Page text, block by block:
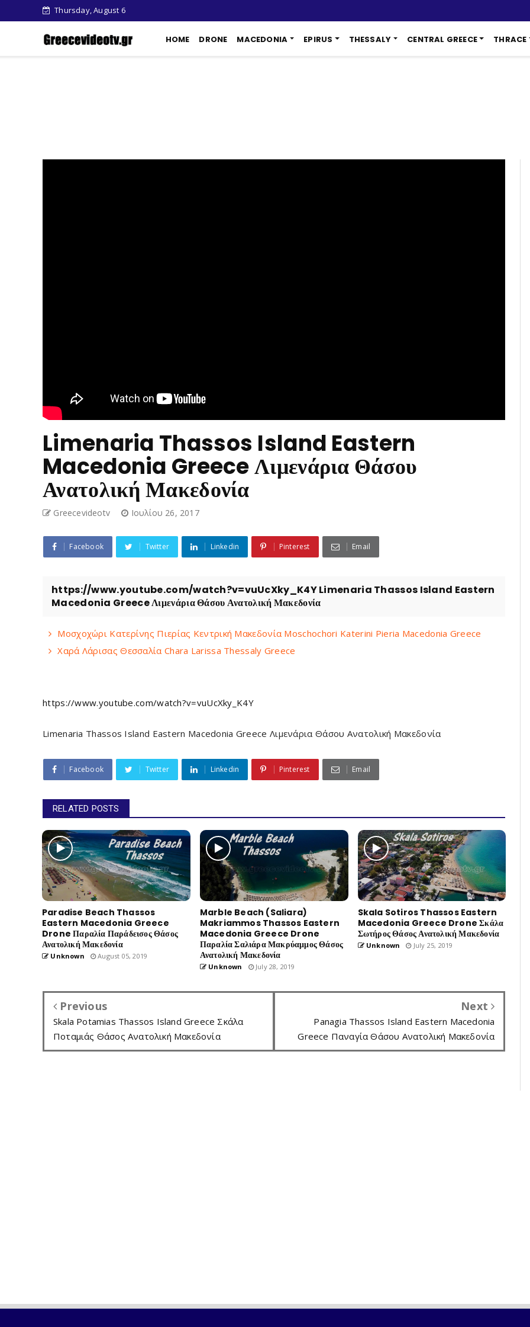
Thursday, August 6
HOME DRONE MACEDONIA EPIRUS THESSALY CENTRAL GREECE THRACE
Limenaria Thassos Island Eastern
Macedonia Greece Λιμενάρια Θάσου
Ανατολική Μακεδονία
Greecevideotv Ιουλίου 26, 2017
Facebook Twitter Linkedin Pinterest Email
https://www.youtube.com/watch?v=vuUcXky_K4Y Limenaria Thassos Island Eastern
Macedonia Greece Λιμενάρια Θάσου Ανατολική Μακεδονία
Μοσχοχώρι Κατερίνης Πιερίας Κεντρική Μακεδονία Moschochori Katerini Pieria Macedonia Greece
Χαρά Λάρισας Θεσσαλία Chara Larissa Thessaly Greece
https://www.youtube.com/watch?v=vuUcXky_K4Y
Limenaria Thassos Island Eastern Macedonia Greece Λιμενάρια Θάσου Ανατολική Μακεδονία
Facebook Twitter Linkedin Pinterest Email
RELATED POSTS
Paradise Beach Thassos
Eastern Macedonia Greece
Drone Παραλία Παράδεισος Θάσος
Ανατολική Μακεδονία
Unknown August 05, 2019
Marble Beach (Saliara)
Makriammos Thassos Eastern
Macedonia Greece Drone
Παραλία Σαλιάρα Μακρύαμμος Θάσος
Ανατολική Μακεδονία
Unknown July 28, 2019
Skala Sotiros Thassos Eastern
Macedonia Greece Drone Σκάλα
Σωτήρος Θάσος Ανατολική Μακεδονία
Unknown July 25, 2019
Previous
Skala Potamias Thassos Island Greece Σκάλα
Ποταμιάς Θάσος Ανατολική Μακεδονία
Next
Panagia Thassos Island Eastern Macedonia
Greece Παναγία Θάσου Ανατολική Μακεδονία